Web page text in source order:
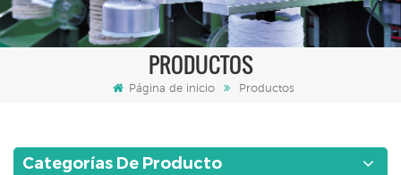
PRODUCTOS
Página de inicio Productos
Categorías De Producto